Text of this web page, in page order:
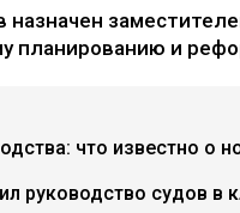
назначен
планированию и
что известно о
руководство судов в